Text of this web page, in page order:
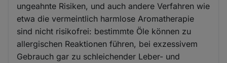
ungeahnte Risiken, und auch andere Verfahren wie
etwa die vermeintlich harmlose Aromatherapie
sind nicht risikofrei: bestimmte Öle können zu
allergischen Reaktionen führen, bei exzessivem
Gebrauch gar zu schleichender Leber- und